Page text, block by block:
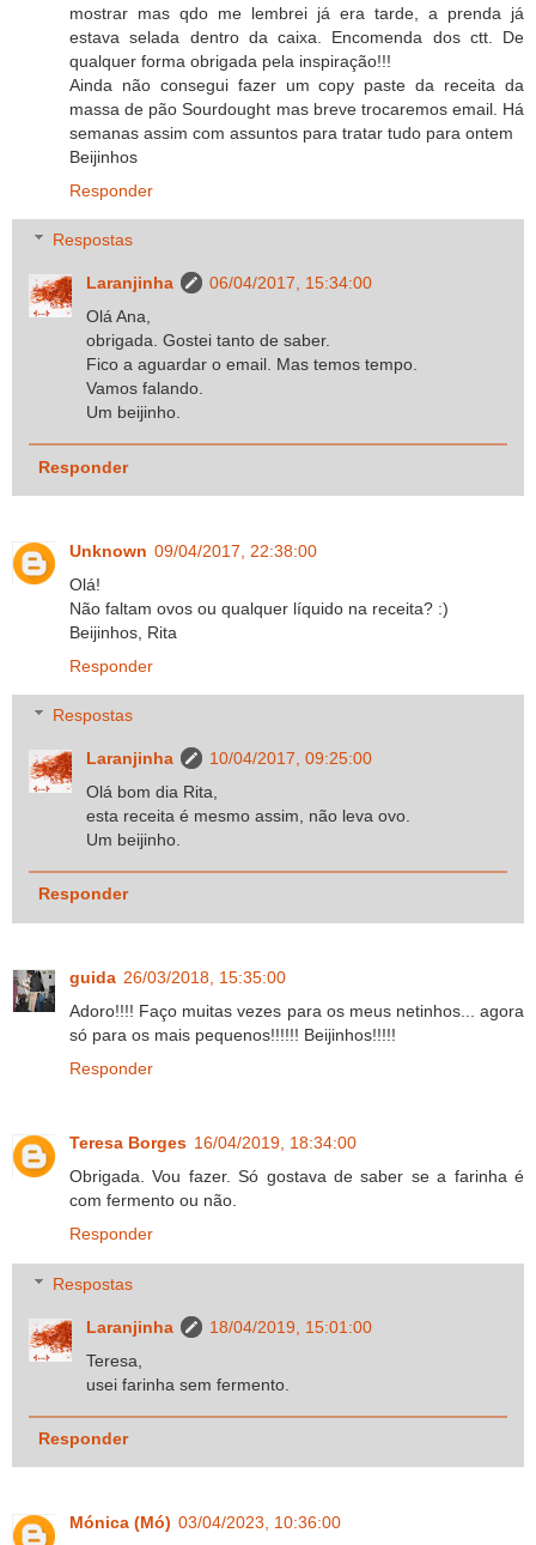
mostrar mas qdo me lembrei já era tarde, a prenda já
estava selada dentro da caixa. Encomenda dos ctt. De
qualquer forma obrigada pela inspiração!!!
Ainda não consegui fazer um copy paste da receita da
massa de pão Sourdought mas breve trocaremos email. Há
semanas assim com assuntos para tratar tudo para ontem
Beijinhos
Responder
Respostas
Laranjinha
06/04/2017, 15:34:00
Olá Ana,
obrigada. Gostei tanto de saber.
Fico a aguardar o email. Mas temos tempo.
Vamos falando.
Um beijinho.
Responder
Unknown 09/04/2017, 22:38:00
Olá!
Não faltam ovos ou qualquer líquido na receita? :)
Beijinhos, Rita
Responder
Respostas
Laranjinha
10/04/2017, 09:25:00
Olá bom dia Rita,
esta receita é mesmo assim, não leva ovo.
Um beijinho.
Responder
guida 26/03/2018, 15:35:00
Adoro!!!! Faço muitas vezes para os meus netinhos... agora
só para os mais pequenos!!!!!! Beijinhos!!!!!
Responder
Teresa Borges 16/04/2019, 18:34:00
Obrigada. Vou fazer. Só gostava de saber se a farinha é
com fermento ou não.
Responder
Respostas
Laranjinha
18/04/2019, 15:01:00
Teresa,
usei farinha sem fermento.
Responder
Mónica (Mó) 03/04/2023, 10:36:00